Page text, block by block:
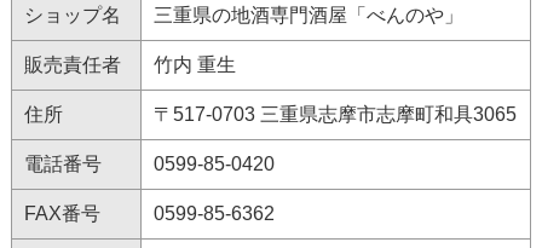
ショップ名 三重県の地酒専門酒屋「べんのや」
販売責任者 竹内 重生
住所 〒517-0703 三重県志摩市志摩町和具3065
電話番号 0599-85-0420
FAX番号 0599-85-6362